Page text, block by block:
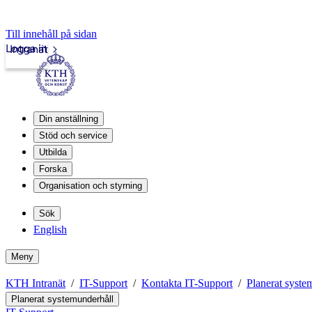
Till innehåll på sidan
Intranät
Logga in
Din anställning
Stöd och service
Utbilda
Forska
Organisation och styrning
Sök
English
Meny
KTH Intranät IT-Support Kontakta IT-Support Planerat
Planerat systemunderhåll